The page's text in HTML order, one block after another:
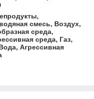
смесь, Воздух,
среда,
среда, Газ,
Агрессивная